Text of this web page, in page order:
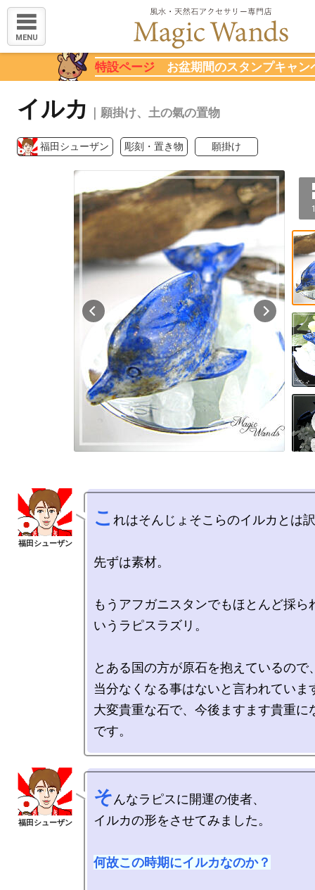
MENU
特設ページ お盆期間のスタンプキャン
イルカ ｜願掛け、土の氣の置物
福田シューザン 彫刻・置き物 願掛け
こ れはそんじょそこらのイルカとは
先ずは素材。
もうアフガニスタンでもほとんど採ら
いうラピスラズリ。
とある国の方が原石を抱えているので
当分なくなる事はないと言われていま
大変貴重な石で、今後ますます貴重に
そんなラピスに開運の使者、
イルカの形をさせてみました。
何故この時期にイルカなのか？